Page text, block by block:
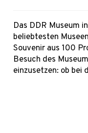
Das DDR Museum
beliebtesten
Souvenir aus 100
Besuch des
einzusetzen: ob bei